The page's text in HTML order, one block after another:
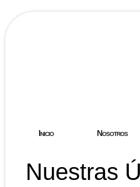
Inicio Nosotros
Nuestras